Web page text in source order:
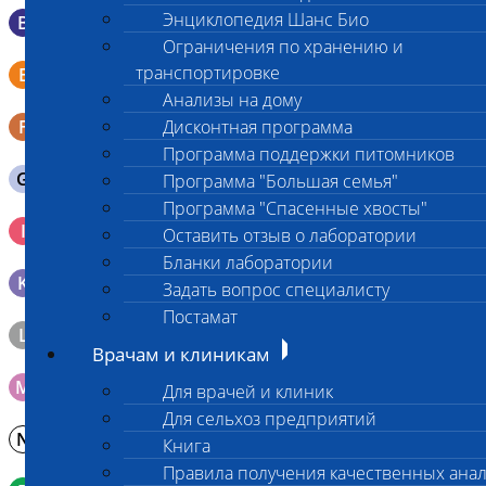
Энциклопедия Шанс Био
Ограничения по хранению и
транспортировке
Анализы на дому
Дисконтная программа
Программа поддержки питомников
Программа "Большая семья"
Программа "Спасенные хвосты"
Оставить отзыв о лаборатории
Бланки лаборатории
Задать вопрос специалисту
Постамат
Врачам и клиникам
Для врачей и клиник
Для сельхоз предприятий
Книга
Правила получения качественных
B Мазок в пробирку со средой Эймса (Стюарта)
E
Смывы со слизистых в пробирку Эппендорфа (с
физраствором 0.5 мл)
F Кал в контейнере с ложечкой
G Содержимое желудка 10-30 мл
I
Кровь 2-3 мл. на фильтр-бумаге, высушенная для
генетических исследований
K Образец тканей в контейнере с 10% раствором формалина
L Материал берется только в лаборатории!
M Мазок на стекло
N Молоко в контейнере 10-30 мл